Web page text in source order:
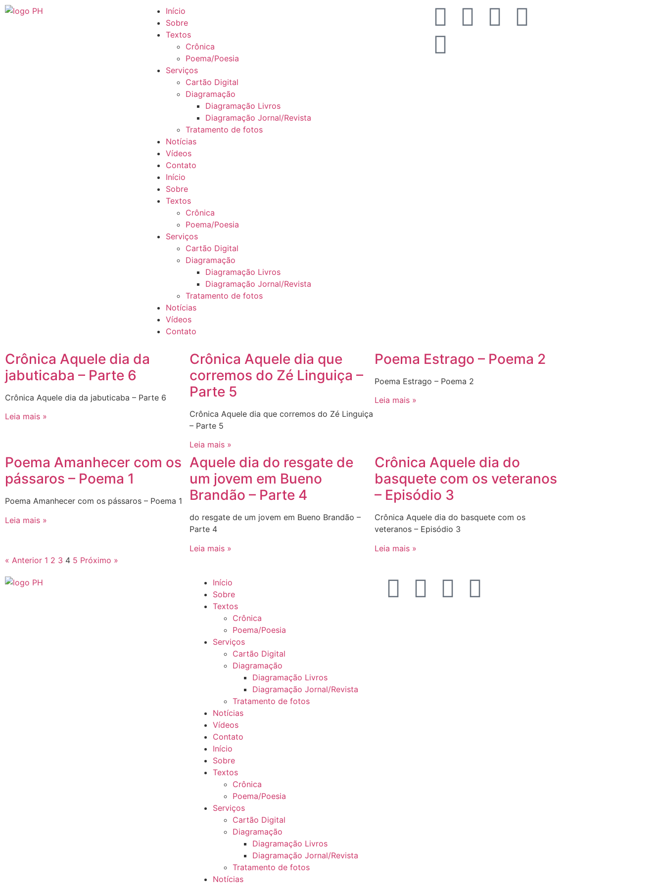
Início
Sobre
Textos
Crônica
Poema/Poesia
Serviços
Cartão Digital
Diagramação
Diagramação Livros
Diagramação Jornal/Revista
Tratamento de fotos
Notícias
Vídeos
Contato
Início
Sobre
Textos
Crônica
Poema/Poesia
Serviços
Cartão Digital
Diagramação
Diagramação Livros
Diagramação Jornal/Revista
Tratamento de fotos
Notícias
Vídeos
Contato
Crônica Aquele dia da
jabuticaba – Parte 6
Crônica Aquele dia da jabuticaba – Parte 6
Leia mais »
Crônica Aquele dia que
corremos do Zé Linguiça –
Parte 5
Crônica Aquele dia que corremos do Zé Linguiça
– Parte 5
Leia mais »
Poema Estrago – Poema 2
Poema Estrago – Poema 2
Leia mais »
Poema Amanhecer com os
pássaros – Poema 1
Poema Amanhecer com os pássaros – Poema 1
Leia mais »
Aquele dia do resgate de
um jovem em Bueno
Brandão – Parte 4
do resgate de um jovem em Bueno Brandão –
Parte 4
Leia mais »
Crônica Aquele dia do
basquete com os veteranos
– Episódio 3
Crônica Aquele dia do basquete com os
veteranos – Episódio 3
Leia mais »
« Anterior 1 2 3 4 5 Próximo »
Início
Sobre
Textos
Crônica
Poema/Poesia
Serviços
Cartão Digital
Diagramação
Diagramação Livros
Diagramação Jornal/Revista
Tratamento de fotos
Notícias
Vídeos
Contato
Início
Sobre
Textos
Crônica
Poema/Poesia
Serviços
Cartão Digital
Diagramação
Diagramação Livros
Diagramação Jornal/Revista
Tratamento de fotos
Notícias